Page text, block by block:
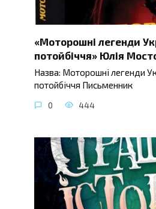
«Моторошні легенди
потойбіччя» Юлія
Назва: Моторошні легенди
потойбіччя Письменник
0 444